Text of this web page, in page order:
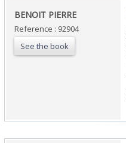
‎BENOIT PIERRE‎
Reference : 92904
See the book